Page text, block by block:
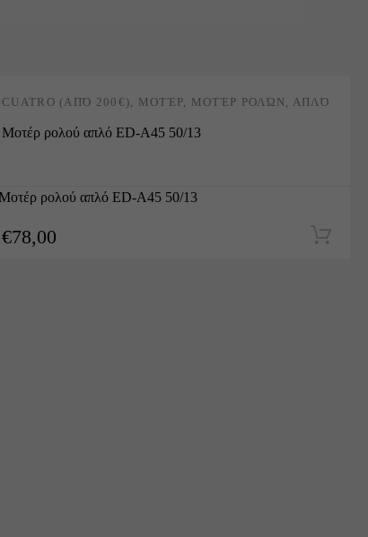
CUATRO (ΑΠΌ 200€), ΜΟΤΈΡ, ΜΟΤΈΡ ΡΟΛΏΝ , ΑΠΛΌ
Μοτέρ ρολού απλό ED-A45 50/13
€78,00